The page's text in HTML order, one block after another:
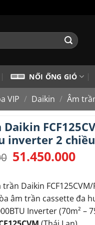
NỐI ỐNG GIÓ
VIP / Daikin / Âm
inverter 2 chiều
Giá
gốc
52.900.000.
51.450.000
là:
Daikin FCF125CVM/
âm trần cassette đa
Inverter (70m² –